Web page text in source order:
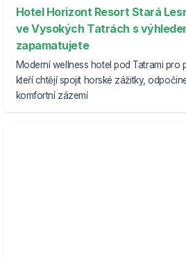
Hotel Horizont Resort Stará
ve Vysokých Tatrách s
zapamatujete
Moderní wellness hotel pod Tatrami pro
kteří chtějí spojit horské zážitky,
komfortní zázemí